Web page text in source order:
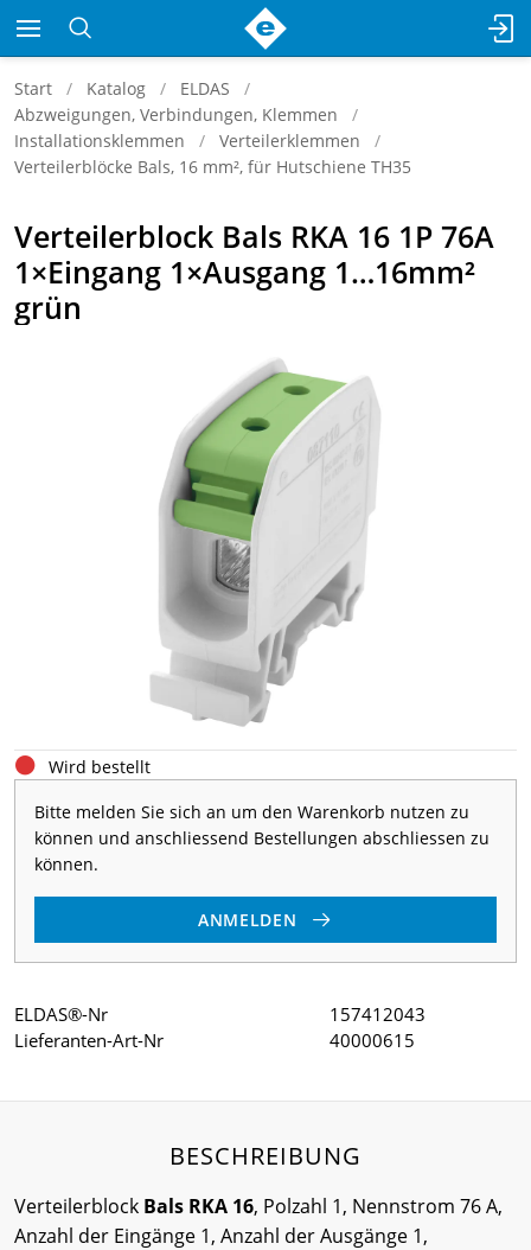
Start Katalog
ELDAS
Abzweigungen, Verbindungen, Klemmen
Installationsklemmen
Verteilerklemmen
Verteilerblöcke Bals, 16 mm², für Hutschiene TH35
Verteilerblock Bals RKA 16 1P 76A
1×Eingang 1×Ausgang 1…16mm²
grün
Wird bestellt
Bitte melden Sie sich an um den Warenkorb nutzen zu
können und anschliessend Bestellungen abschliessen zu
können.
ANMELDEN
ELDAS®-Nr
157412043
Lieferanten-Art-Nr
40000615
BESCHREIBUNG
Verteilerblock Bals RKA 16, Polzahl 1, Nennstrom 76 A,
Anzahl der Eingänge 1, Anzahl der Ausgänge 1,